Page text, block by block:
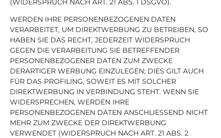
(WIDERSPRUCH NACH ART. 21 ABS. 1 DSGVO).
WERDEN IHRE PERSONENBEZOGENEN DATEN
VERARBEITET, UM DIREKTWERBUNG ZU BETREIBEN, SO
HABEN SIE DAS RECHT, JEDERZEIT WIDERSPRUCH
GEGEN DIE VERARBEITUNG SIE BETREFFENDER
PERSONENBEZOGENER DATEN ZUM ZWECKE
DERARTIGER WERBUNG EINZULEGEN; DIES GILT AUCH
FÜR DAS PROFILING, SOWEIT ES MIT SOLCHER
DIREKTWERBUNG IN VERBINDUNG STEHT. WENN SIE
WIDERSPRECHEN, WERDEN IHRE
PERSONENBEZOGENEN DATEN ANSCHLIESSEND NICHT
MEHR ZUM ZWECKE DER DIREKTWERBUNG
VERWENDET (WIDERSPRUCH NACH ART. 21 ABS. 2